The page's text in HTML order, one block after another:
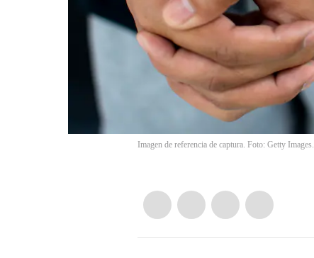
Imagen de referencia de captura. Foto: Getty Images.